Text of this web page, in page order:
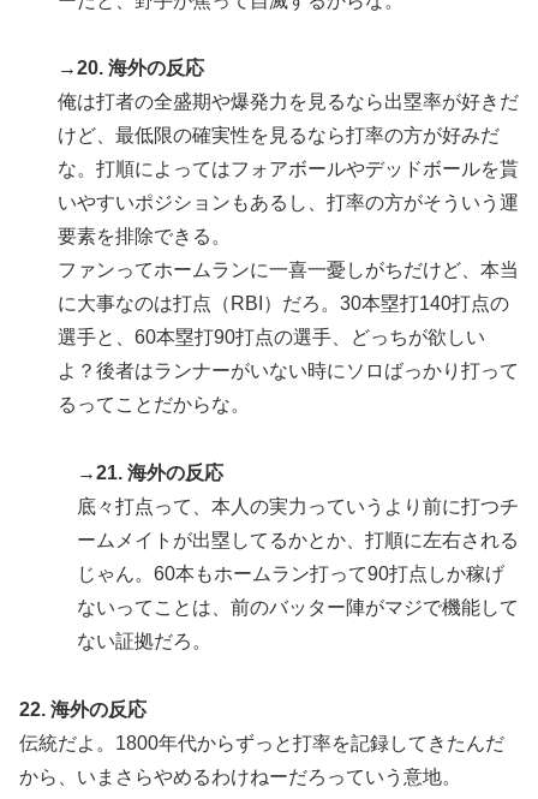
→20. 海外の反応
俺は打者の全盛期や爆発力を見るなら出塁率が好きだ
けど、最低限の確実性を見るなら打率の方が好みだ
な。打順によってはフォアボールやデッドボールを貰
いやすいポジションもあるし、打率の方がそういう運
要素を排除できる。
ファンってホームランに一喜一憂しがちだけど、本当
に大事なのは打点（RBI）だろ。30本塁打140打点の
選手と、60本塁打90打点の選手、どっちが欲しい
よ？後者はランナーがいない時にソロばっかり打って
るってことだからな。
→21. 海外の反応
底々打点って、本人の実力っていうより前に打つチ
ームメイトが出塁してるかとか、打順に左右される
じゃん。60本もホームラン打って90打点しか稼げ
ないってことは、前のバッター陣がマジで機能して
ない証拠だろ。
22. 海外の反応
伝統だよ。1800年代からずっと打率を記録してきたんだ
から、いまさらやめるわけねーだろっていう意地。